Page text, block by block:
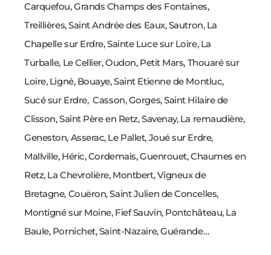
Carquefou, Grands Champs des Fontaines,
Treillières, Saint Andrée des Eaux, Sautron, La
Chapelle sur Erdre, Sainte Luce sur Loire, La
Turballe, Le Cellier, Oudon, Petit Mars, Thouaré sur
Loire, Ligné, Bouaye, Saint Etienne de Montluc,
Sucé sur Erdre, Casson, Gorges, Saint Hilaire de
Clisson, Saint Père en Retz, Savenay, La remaudière,
Geneston, Asserac, Le Pallet, Joué sur Erdre,
Mallville, Héric, Cordemais, Guenrouet, Chaumes en
Retz, La Chevrolière, Montbert, Vigneux de
Bretagne, Couëron, Saint Julien de Concelles,
Montigné sur Moine, Fief Sauvin, Pontchâteau, La
Baule, Pornichet, Saint-Nazaire, Guérande…